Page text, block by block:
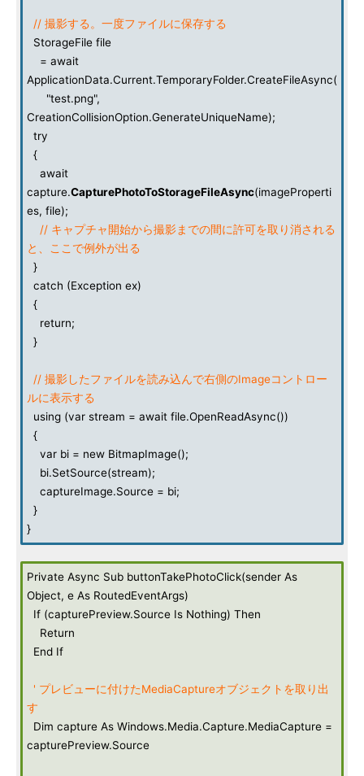
// 撮影する。一度ファイルに保存する
StorageFile file
= await
ApplicationData.Current.TemporaryFolder.CreateFileAsync(
"test.png",
CreationCollisionOption.GenerateUniqueName);
try
{
await
capture.CapturePhotoToStorageFileAsync(imageProperti
es, file);
// キャプチャ開始から撮影までの間に許可を取り消される
と、ここで例外が出る
}
catch (Exception ex)
{
return;
}
// 撮影したファイルを読み込んで右側のImageコントロー
ルに表示する
using (var stream = await file.OpenReadAsync())
{
var bi = new BitmapImage();
bi.SetSource(stream);
captureImage.Source = bi;
}
}
Private Async Sub buttonTakePhotoClick(sender As
Object, e As RoutedEventArgs)
If (capturePreview.Source Is Nothing) Then
Return
End If
' プレビューに付けたMediaCaptureオブジェクトを取り出
す
Dim capture As Windows.Media.Capture.MediaCapture =
capturePreview.Source